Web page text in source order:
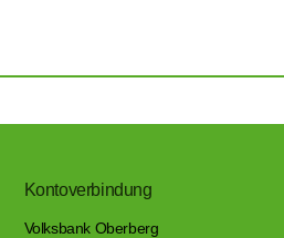
Kontoverbindung
Volksbank Oberberg